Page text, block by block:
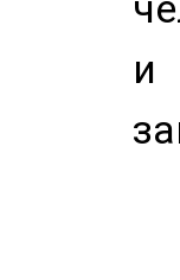
и